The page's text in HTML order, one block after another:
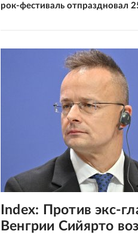
рок-фестиваль отпраздновал
Index: Против экс-
Венгрии Сийярто